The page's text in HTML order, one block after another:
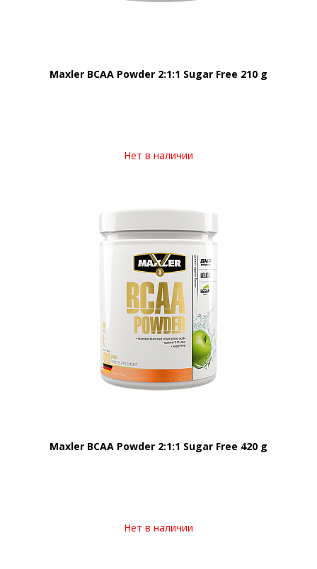
Maxler BCAA Powder 2:1:1 Sugar Free 210 g
Нет в наличии
Maxler BCAA Powder 2:1:1 Sugar Free 420 g
Нет в наличии